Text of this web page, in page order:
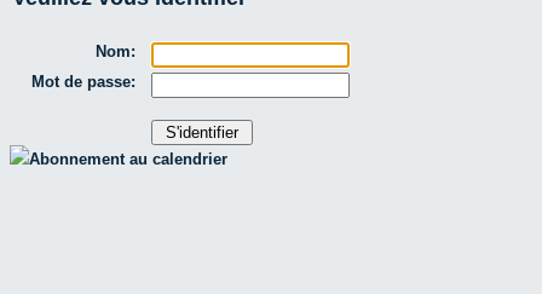
Nom:
Mot de passe:
Abonnement au calendrier